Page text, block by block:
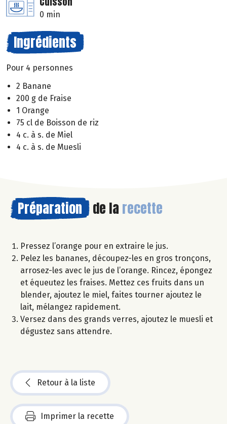
0 min
Ingrédients
Pour 4 personnes
2 Banane
200 g de Fraise
1 Orange
75 cl de Boisson de riz
4 c. à s. de Miel
4 c. à s. de Muesli
Préparation de la recette
Pressez l’orange pour en extraire le jus.
Pelez les bananes, découpez-les en gros tronçons,
arrosez-les avec le jus de l’orange. Rincez, épongez
et équeutez les fraises. Mettez ces fruits dans un
blender, ajoutez le miel, faites tourner ajoutez le
lait, mélangez rapidement.
Versez dans des grands verres, ajoutez le muesli et
dégustez sans attendre.
Retour à la liste
Imprimer la recette